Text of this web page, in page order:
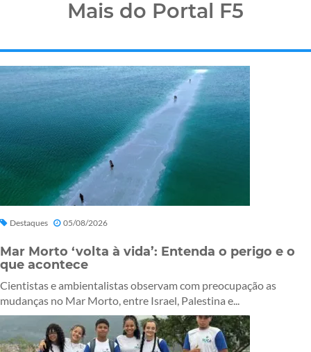
Mais do Portal F5
Destaques 05/08/2026
Mar Morto ‘volta à vida’: Entenda o perigo e o
que acontece
Cientistas e ambientalistas observam com preocupação as
mudanças no Mar Morto, entre Israel, Palestina e...